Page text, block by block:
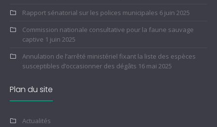
Rapport sénatorial sur les polices municipales 6 juin 2025
Commission nationale consultative pour la faune sauvage
captive 1 juin 2025
Annulation de l’arrêté ministériel fixant la liste des espèces
susceptibles d’occasionner des dégâts 16 mai 2025
Plan du site
Actualités